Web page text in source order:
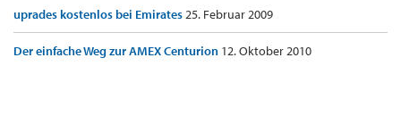
uprades kostenlos bei Emirates25. Februar 2009
Der einfache Weg zur AMEX Centurion 12. Oktober 2010